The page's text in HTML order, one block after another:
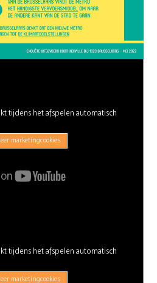
tijdens het afspelen automatisch
marketingcookies
tijdens het afspelen automatisch
marketingcookies